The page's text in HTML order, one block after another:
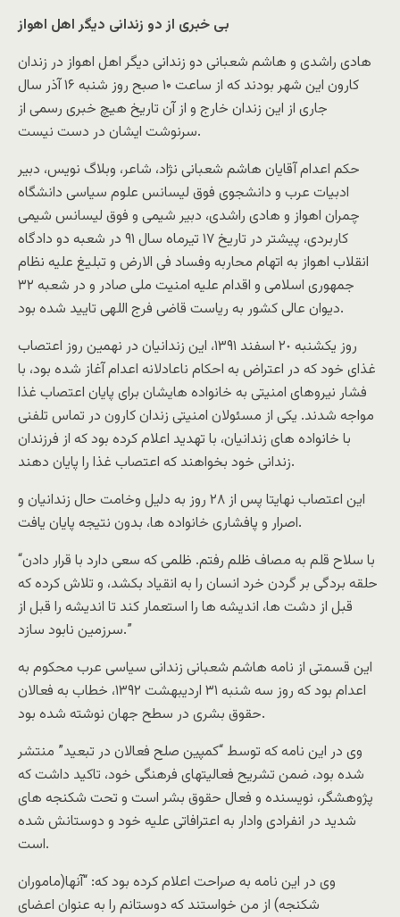
بى خبرى از دو زندانى ديگر اهل اهواز
هادى راشدى و هاشم شعبانى دو زندانى ديگر اهل اهواز در زندان
کارون اين شهر بودند که از ساعت ۱۰ صبح روز شنبه ۱۶ آذر سال
جارى از اين زندان خارج و از آن تاريخ هيچ خبرى رسمى از
سرنوشت ايشان در دست نيست.
حکم اعدام آقايان هاشم شعبانى نژاد، شاعر، وبلاگ نويس، دبير
ادبيات عرب و دانشجوى فوق ليسانس علوم سياسى دانشگاه
چمران اهواز و هادى راشدى، دبير شيمى و فوق ليسانس شيمى
کاربردى، پيشتر در تاريخ ١۷ تيرماه سال ۹١ در شعبه دو دادگاه
انقلاب اهواز به اتهام محاربه وفساد فى الارض و تبليغ عليه نظام
جمهورى اسلامى و اقدام عليه امنيت ملى صادر و در شعبه ٣٢
ديوان عالى کشور به رياست قاضى فرج اللهى تاييد شده بود.
روز يکشنبه ٢٠ اسفند ١٣۹١، اين زندانيان در نهمين روز اعتصاب
غذاى خود که در اعتراض به احکام ناعادلانه اعدام آغاز شده بود، با
فشار نيروهاى امنيتى به خانواده هايشان براى پايان اعتصاب غذا
مواجه شدند. يکى از مسئولان امنيتى زندان کارون در تماس تلفنى
با خانواده هاى زندانيان، با تهديد اعلام کرده بود که از فرزندان
زندانى خود بخواهند که اعتصاب غذا را پايان دهند.
اين اعتصاب نهايتا پس از ٢٨ روز به دليل وخامت حال زندانيان و
اصرار و پافشارى خانواده ها، بدون نتيجه پايان يافت.
“با سلاح قلم به مصاف ظلم رفتم. ظلمى که سعى دارد با قرار دادن
حلقه بردگى بر گردن خرد انسان را به انقياد بکشد، و تلاش کرده که
قبل از دشت ها، انديشه ها را استعمار کند تا انديشه را قبل از
سرزمين نابود سازد.”
اين قسمتى از نامه هاشم شعبانى زندانى سياسى عرب محکوم به
اعدام بود که روز سه شنبه ٣١ ارديبهشت ١٣۹٢، خطاب به فعالان
حقوق بشرى در سطح جهان نوشته شده بود.
وى در اين نامه که توسط “کمپين صلح فعالان در تبعيد” منتشر
شده بود، ضمن تشريح فعاليتهاى فرهنگى خود، تاکيد داشت که
پژوهشگر، نويسنده و فعال حقوق بشر است و تحت شکنجه هاى
شديد در انفرادى وادار به اعترافاتى عليه خود و دوستانش شده
است.
وى در اين نامه به صراحت اعلام کرده بود که: “آنها(ماموران
شکنجه) از من خواستند که دوستانم را به عنوان اعضاى